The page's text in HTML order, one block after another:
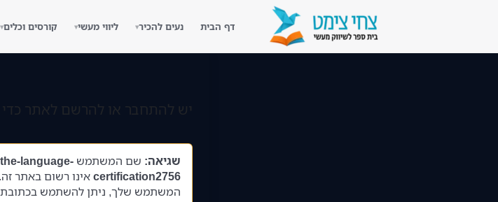
דף הבית נעים להכיר▾ ליווי מעשי▾ קורסים וכלים▾
יש להתחבר או להרשם לאתר כדי
שגיאה: שם המשתמש language-
certification2756אינו רשום באתר
המשתמש שלך, ניתן להשתמש בכתובת